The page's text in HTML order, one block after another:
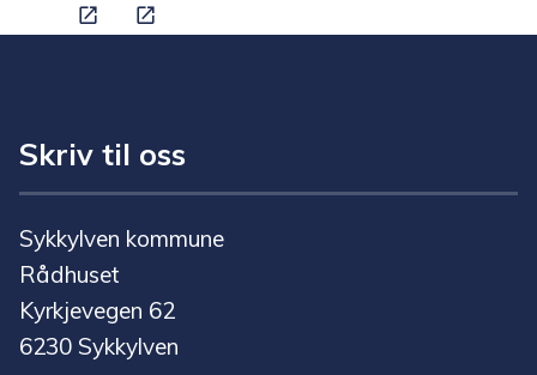
Skriv utDel på Facebook
Del på Twitter
Skriv til oss
Sykkylven kommune
Rådhuset
Kyrkjevegen 62
6230 Sykkylven